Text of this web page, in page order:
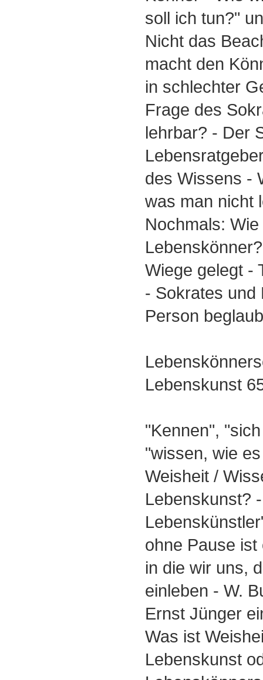
soll ich tun?"
Nicht das
macht den
in schlechter
Frage des
lehrbar? - Der
des Wissens -
was man nicht
Nochmals:
Wiege gelegt -
- Sokrates und
Person
Lebenskunst
"Kennen",
"wissen, wie
Weisheit /
Lebenskunst?
ohne Pause
in die wir uns,
einleben - W.
Ernst Jünger
Was ist
Lebenskunst